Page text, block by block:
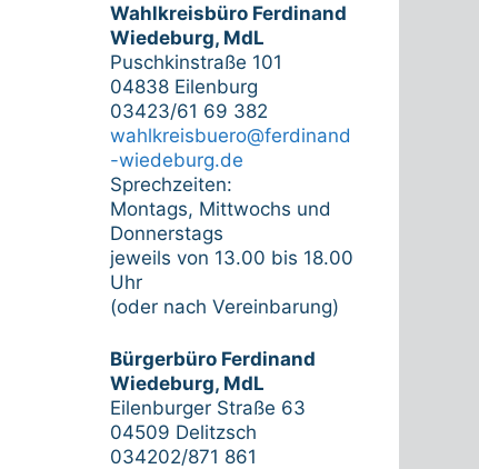
Wahlkreisbüro Ferdinand
Wiedeburg, MdL
Puschkinstraße 101
04838 Eilenburg
03423/61 69 382
wahlkreisbuero@ferdinand
-wiedeburg.de
Sprechzeiten:
Montags, Mittwochs und
Donnerstags
jeweils von 13.00 bis 18.00
Uhr
(oder nach Vereinbarung)
Bürgerbüro Ferdinand
Wiedeburg, MdL
Eilenburger Straße 63
04509 Delitzsch
034202/871 861